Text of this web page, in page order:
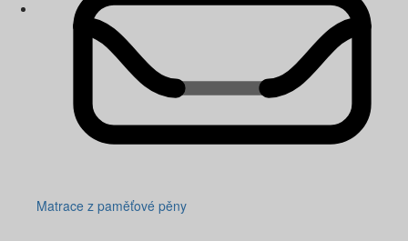
Matrace z paměťové pěny